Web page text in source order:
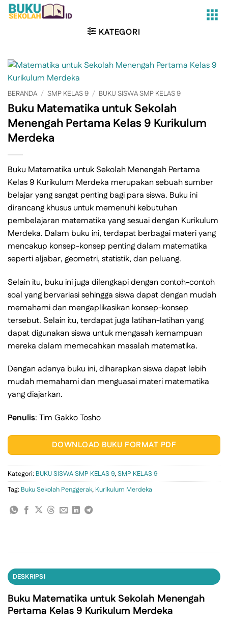
Skip
KATEGORI
BERANDA / SMP KELAS 9 / BUKU SISWA SMP KELAS 9
Buku Matematika untuk Sekolah
Menengah Pertama Kelas 9 Kurikulum
Merdeka
Buku Matematika untuk Sekolah Menengah Pertama
Kelas 9 Kurikulum Merdeka merupakan sebuah sumber
belajar yang sangat penting bagi para siswa. Buku ini
dirancang khusus untuk memenuhi kebutuhan
pembelajaran matematika yang sesuai dengan Kurikulum
Merdeka. Dalam buku ini, terdapat berbagai materi yang
mencakup konsep-konsep penting dalam matematika
seperti aljabar, geometri, statistik, dan peluang.
Selain itu, buku ini juga dilengkapi dengan contoh-contoh
soal yang bervariasi sehingga siswa dapat dengan mudah
memahami dan mengaplikasikan konsep-konsep
tersebut. Selain itu, terdapat juga latihan-latihan yang
dapat digunakan siswa untuk mengasah kemampuan
mereka dalam memecahkan masalah matematika.
Dengan adanya buku ini, diharapkan siswa dapat lebih
mudah memahami dan menguasai materi matematika
yang diajarkan.
Penulis: Tim Gakko Tosho
DOWNLOAD BUKU FORMAT PDF
Kategori: BUKU SISWA SMP KELAS 9,SMP KELAS 9
Tag: Buku Sekolah Penggerak, Kurikulum Merdeka
DESKRIPSI
Buku Matematika untuk Sekolah Menengah
Pertama Kelas 9 Kurikulum Merdeka